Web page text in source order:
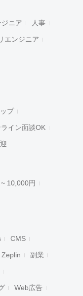
ニア 人事
エンジニア
プ
イン面談OK
10,000円
CMS
Zeplin 副業
Web広告